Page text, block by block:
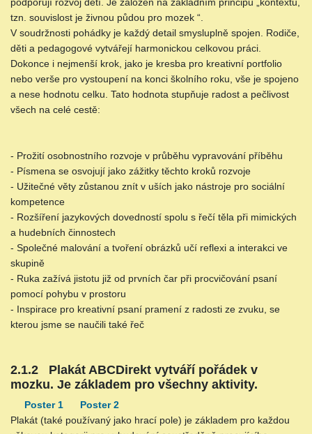
tzn. souvislost je živnou půdou pro mozek “.
V soudržnosti pohádky je každý detail smysluplně spojen. Rodiče,
děti a pedagogové vytvářejí harmonickou celkovou práci.
Dokonce i nejmenší krok, jako je kresba pro kreativní portfolio
nebo verše pro vystoupení na konci školního roku, vše je spojeno
a nese hodnotu celku. Tato hodnota stupňuje radost a pečlivost
všech na celé cestě:
- Prožití osobnostního rozvoje v průběhu vypravování příběhu
- Písmena se osvojují jako zážitky těchto kroků rozvoje
- Užitečné věty zůstanou znít v uších jako nástroje pro sociální
kompetence
- Rozšíření jazykových dovedností spolu s řečí těla při mimických
a hudebních činnostech
- Společné malování a tvoření obrázků učí reflexi a interakci ve
skupině
- Ruka zažívá jistotu již od prvních čar při procvičování psaní
pomocí pohybu v prostoru
- Inspirace pro kreativní psaní pramení z radosti ze zvuku, se
kterou jsme se naučili také řeč
2.1.2 Plakát ABCDirekt vytváří pořádek v
mozku. Je základem pro všechny aktivity.
Poster 1
Poster 2
Plakát (také používaný jako hrací pole) je základem pro každou